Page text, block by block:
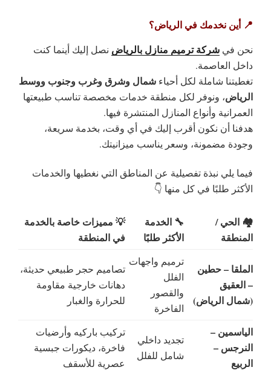
📍 أين نخدمك في الرياض؟
نحن في شركة ترميم منازل بالرياض نصل إليك أينما كنت
داخل العاصمة.
تغطيتنا شاملة لكل أحياء شمال وشرق وغرب وجنوب ووسط
الرياض، ونوفر لكل منطقة خدمات مخصصة تناسب طبيعتها
العمرانية وأنواع المنازل المنتشرة فيها.
هدفنا أن نكون أقرب إليك في أي وقت، بخدمة سريعة،
وجودة مضمونة، وسعر يناسب ميزانيتك.
فيما يلي نبذة تفصيلية عن المناطق التي نغطيها والخدمات
الأكثر طلبًا في كل منها 👇
🏘️ الحي /
المنطقة
🔧 الخدمة
الأكثر طلبًا
💡 مميزات خاصة بالخدمة
في المنطقة
الملقا – حطين
– العقيق
(شمال الرياض)
ترميم واجهات
الفلل
والقصور
الفاخرة
تصاميم حجر طبيعي حديثة،
دهانات خارجية مقاومة
للحرارة والغبار
الياسمين –
النرجس –
الربيع
تجديد داخلي
شامل للفلل
تركيب باركيه وأرضيات
فاخرة، ديكورات جبسية
عصرية للأسقف